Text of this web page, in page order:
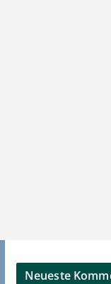
Neueste